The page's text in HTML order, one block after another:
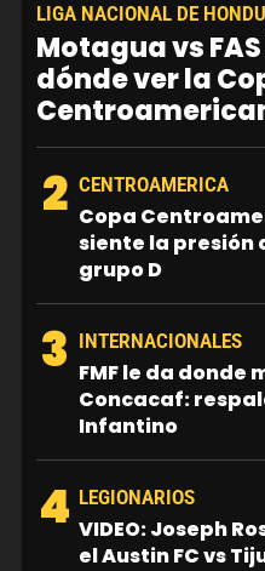
LIGA NACIONAL DE
Motagua vs
dónde ver la
2 CENTROAMERICA
Copa
siente la presión
grupo D
3 INTERNACIONALES
FMF le da donde
Concacaf:
Infantino
4 LEGIONARIOS
VIDEO: Joseph
el Austin FC vs